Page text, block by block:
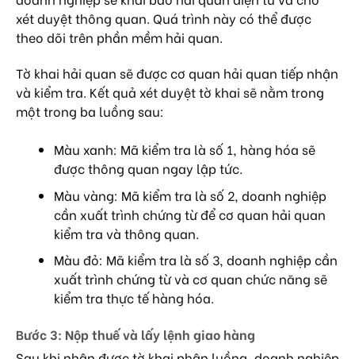
xét duyệt thông quan. Quá trình này có thể được
theo dõi trên phần mềm hải quan.
Tờ khai hải quan sẽ được cơ quan hải quan tiếp nhận
và kiểm tra. Kết quả xét duyệt tờ khai sẽ nằm trong
một trong ba luồng sau:
Màu xanh: Mã kiểm tra là số 1, hàng hóa sẽ
được thông quan ngay lập tức.
Màu vàng: Mã kiểm tra là số 2, doanh nghiệp
cần xuất trình chứng từ để cơ quan hải quan
kiểm tra và thông quan.
Màu đỏ: Mã kiểm tra là số 3, doanh nghiệp cần
xuất trình chứng từ và cơ quan chức năng sẽ
kiểm tra thực tế hàng hóa.
Bước 3: Nộp thuế và lấy lệnh giao hàng